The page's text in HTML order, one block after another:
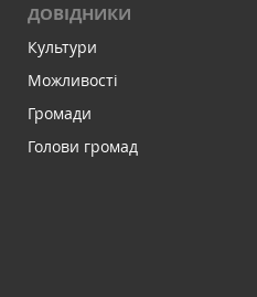
ДОВІДНИКИ
Культури
Можливості
Громади
Голови громад